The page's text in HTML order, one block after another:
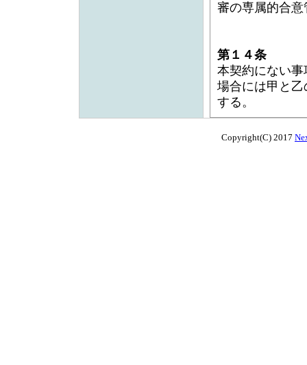
審の専属的合
第１４条
本契約にない
場合には甲と
する。
Copyright(C) 2017